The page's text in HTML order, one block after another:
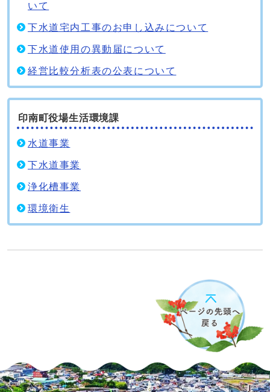
いて
下水道宅内工事のお申し込みについて
下水道使用の異動届について
経営比較分析表の公表について
印南町役場生活環境課
水道事業
下水道事業
浄化槽事業
環境衛生